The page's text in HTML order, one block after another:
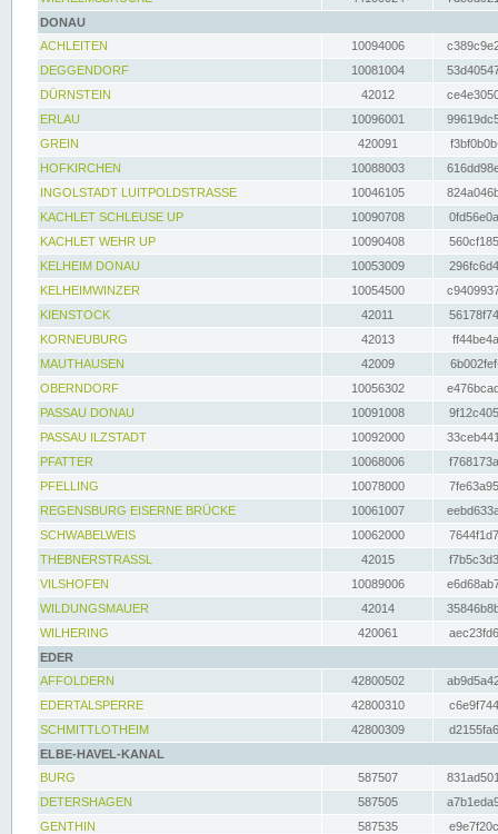
DONAU
ACHLEITEN
10094006
DEGGENDORF
10081004
DÜRNSTEIN
42012
ERLAU
10096001
GREIN
420091
HOFKIRCHEN
10088003
INGOLSTADT LUITPOLDSTRASSE
10046105
KACHLET SCHLEUSE UP
10090708
KACHLET WEHR UP
10090408
KELHEIM DONAU
10053009
KELHEIMWINZER
10054500
KIENSTOCK
42011
KORNEUBURG
42013
MAUTHAUSEN
42009
OBERNDORF
10056302
PASSAU DONAU
10091008
PASSAU ILZSTADT
10092000
PFATTER
10068006
PFELLING
10078000
REGENSBURG EISERNE BRÜCKE
10061007
SCHWABELWEIS
10062000
THEBNERSTRASSL
42015
VILSHOFEN
10089006
WILDUNGSMAUER
42014
WILHERING
420061
EDER
AFFOLDERN
42800502
EDERTALSPERRE
42800310
SCHMITTLOTHEIM
42800309
ELBE-HAVEL-KANAL
BURG
587507
DETERSHAGEN
587505
GENTHIN
587535